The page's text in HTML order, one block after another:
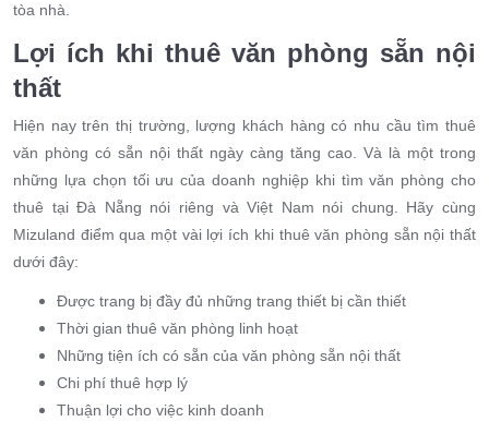
tòa nhà.
Lợi ích khi thuê văn phòng sẵn nội
thất
Hiện nay trên thị trường, lượng khách hàng có nhu cầu tìm thuê
văn phòng có sẵn nội thất ngày càng tăng cao. Và là một trong
những lựa chọn tối ưu của doanh nghiệp khi tìm văn phòng cho
thuê tại Đà Nẵng nói riêng và Việt Nam nói chung. Hãy cùng
Mizuland điểm qua một vài lợi ích khi thuê văn phòng sẵn nội thất
dưới đây:
Được trang bị đầy đủ những trang thiết bị cần thiết
Thời gian thuê văn phòng linh hoạt
Những tiện ích có sẵn của văn phòng sẵn nội thất
Chi phí thuê hợp lý
Thuận lợi cho việc kinh doanh